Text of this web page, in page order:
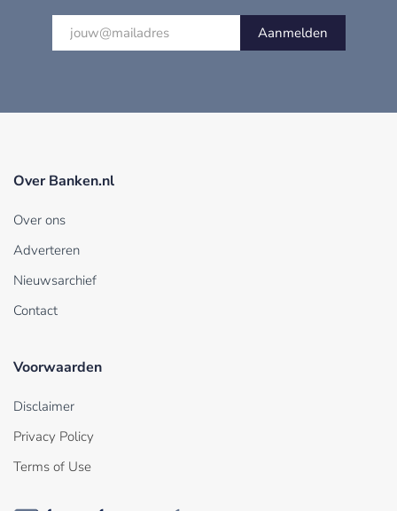
Aanmelden
Over Banken.nl
Over ons
Adverteren
Nieuwsarchief
Contact
Voorwaarden
Disclaimer
Privacy Policy
Terms of Use